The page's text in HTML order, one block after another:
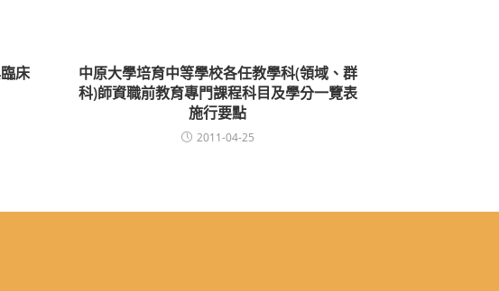
床
中原大學培育中等學校各任教學科(領域、群
科)師資職前教育專門課程科目及學分一覽表
施行要點
2011-04-25